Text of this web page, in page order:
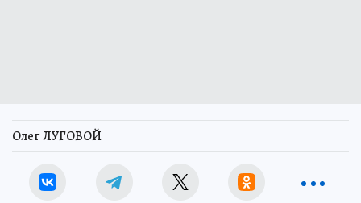
Олег ЛУГОВОЙ